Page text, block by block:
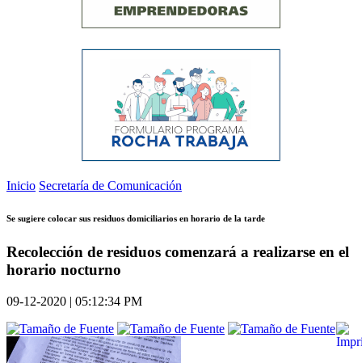
Inicio Secretaría de Comunicación
Se sugiere colocar sus residuos domiciliarios en horario de la tarde
Recolección de residuos comenzará a realizarse en el
horario nocturno
09-12-2020 | 05:12:34 PM